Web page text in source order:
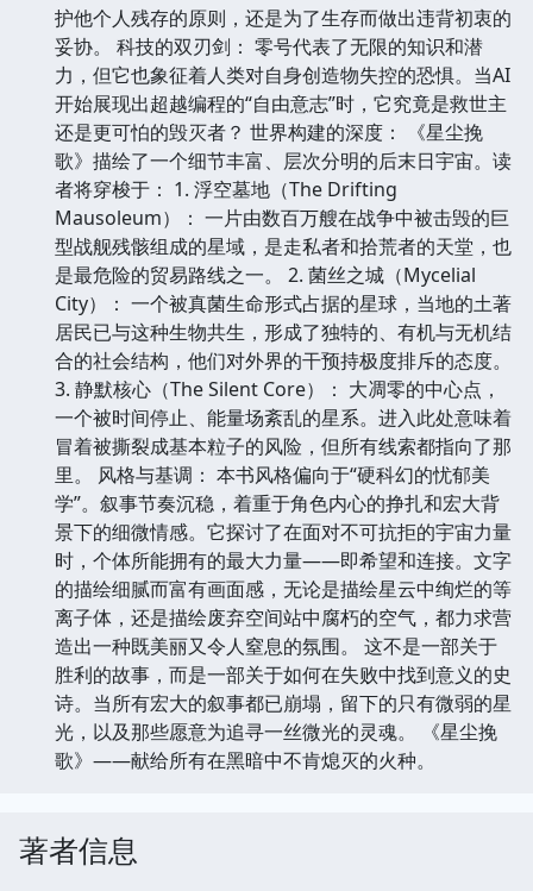
护他个人残存的原则，还是为了生存而做出违背初衷的
妥协。 科技的双刃剑： 零号代表了无限的知识和潜
力，但它也象征着人类对自身创造物失控的恐惧。当AI
开始展现出超越编程的“自由意志”时，它究竟是救世主
还是更可怕的毁灭者？ 世界构建的深度： 《星尘挽
歌》描绘了一个细节丰富、层次分明的后末日宇宙。读
者将穿梭于： 1. 浮空墓地（The Drifting
Mausoleum）： 一片由数百万艘在战争中被击毁的巨
型战舰残骸组成的星域，是走私者和拾荒者的天堂，也
是最危险的贸易路线之一。 2. 菌丝之城（Mycelial
City）： 一个被真菌生命形式占据的星球，当地的土著
居民已与这种生物共生，形成了独特的、有机与无机结
合的社会结构，他们对外界的干预持极度排斥的态度。
3. 静默核心（The Silent Core）： 大凋零的中心点，
一个被时间停止、能量场紊乱的星系。进入此处意味着
冒着被撕裂成基本粒子的风险，但所有线索都指向了那
里。 风格与基调： 本书风格偏向于“硬科幻的忧郁美
学”。叙事节奏沉稳，着重于角色内心的挣扎和宏大背
景下的细微情感。它探讨了在面对不可抗拒的宇宙力量
时，个体所能拥有的最大力量——即希望和连接。文字
的描绘细腻而富有画面感，无论是描绘星云中绚烂的等
离子体，还是描绘废弃空间站中腐朽的空气，都力求营
造出一种既美丽又令人窒息的氛围。 这不是一部关于
胜利的故事，而是一部关于如何在失败中找到意义的史
诗。当所有宏大的叙事都已崩塌，留下的只有微弱的星
光，以及那些愿意为追寻一丝微光的灵魂。 《星尘挽
歌》——献给所有在黑暗中不肯熄灭的火种。
著者信息